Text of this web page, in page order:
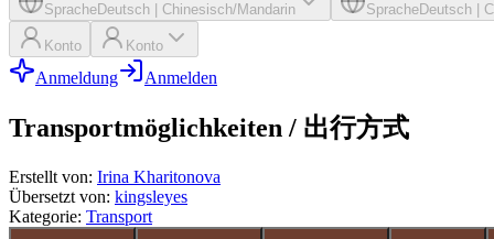
SpracheDeutsch Chinesisch/Mandarin SpracheDeutsch
Konto Konto
Anmeldung Anmelden
Transportmöglichkeiten / 出行方式
Erstellt von: Irina Kharitonova
Übersetzt von: kingsleyes
Kategorie: Transport